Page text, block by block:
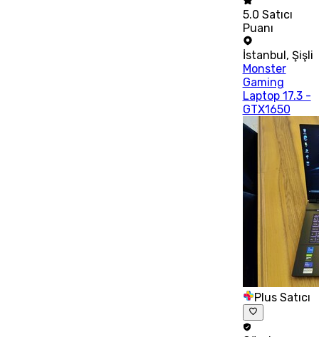
5.0 Satıcı
Puanı
İstanbul , Şişli
Monster
Gaming
Laptop 17.3 -
GTX1650
Plus Satıcı